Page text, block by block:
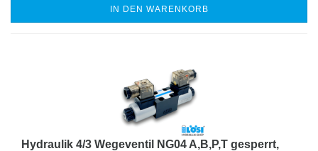
IN DEN WARENKORB
Hydraulik 4/3 Wegeventil NG04 A,B,P,T gesperrt,